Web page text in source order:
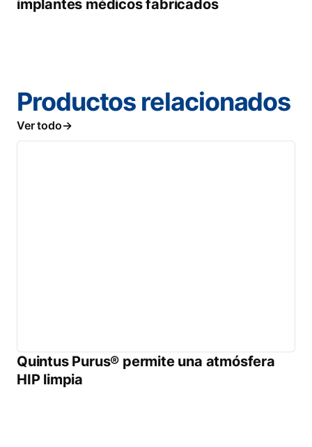
implantes médicos fabricados
Productos relacionados
Ver todo
Quintus Purus® permite una atmósfera
HIP limpia